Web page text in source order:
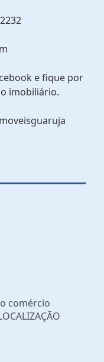
e fique por
imobiliário.
comércio